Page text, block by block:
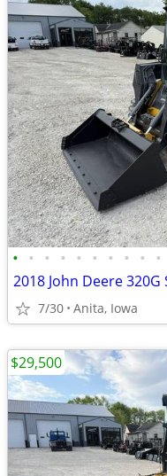
• • • • • • • • • •
7/30 Anita, Iowa
$29,500